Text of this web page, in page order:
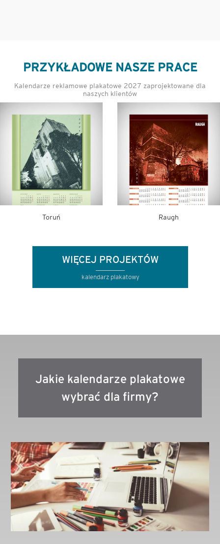
PRZYKŁADOWE NASZE PRACE
Kalendarze reklamowe plakatowe 2027 zaprojektowane dla
naszych klientów
Ergis Dekoral
WIĘCEJ PROJEKTÓW
kalendarz plakatowy
Jakie kalendarze plakatowe
wybrać dla firmy?